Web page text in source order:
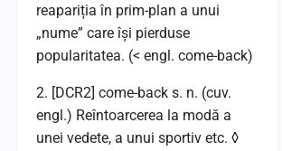
reapariția în prim-plan a unui
„nume” care își pierduse
popularitatea. (< engl. come-back)
2. [DCR2] come-back s. n. (cuv.
engl.) Reîntoarcerea la modă a
unei vedete, a unui sportiv etc. ◊